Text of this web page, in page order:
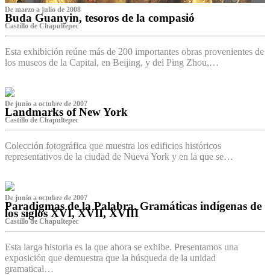
De marzo a julio de 2008
Buda Guanyin, tesoros de la compasió
Castillo de Chapultepec
Esta exhibición reúne más de 200 importantes obras provenientes de
los museos de la Capital, en Beijing, y del Ping Zhou,…
De junio a octubre de 2007
Landmarks of New York
Castillo de Chapultepec
Colección fotográfica que muestra los edificios históricos
representativos de la ciudad de Nueva York y en la que se…
De junio a octubre de 2007
Paradigmas de la Palabra. Gramáticas indígenas de
los siglos XVI, XVII, XVIII
Castillo de Chapultepec
Esta larga historia es la que ahora se exhibe. Presentamos una
exposición que demuestra que la búsqueda de la unidad
gramatical…